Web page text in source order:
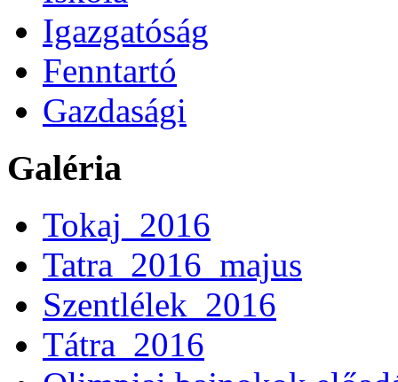
Igazgatóság
Fenntartó
Gazdasági
Galéria
Tokaj_2016
Tatra_2016_majus
Szentlélek_2016
Tátra_2016